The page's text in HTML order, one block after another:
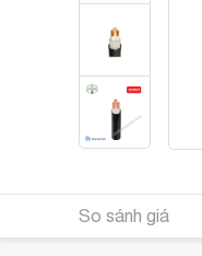
So sánh giá